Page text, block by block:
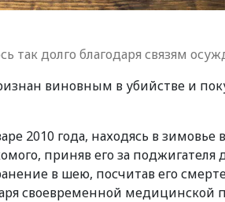
так долго благодаря связям
виновным в убийстве и
2010 года, находясь в
приняв его за
в шею, посчитав его
своевременной медицинской